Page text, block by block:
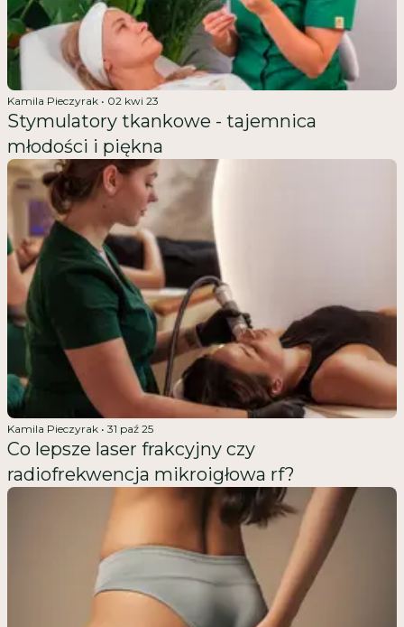
Kamila Pieczyrak • 02 kwi 23
Stymulatory tkankowe - tajemnica
młodości i piękna
Kamila Pieczyrak • 31 paź 25
Co lepsze laser frakcyjny czy
radiofrekwencja mikroigłowa rf?